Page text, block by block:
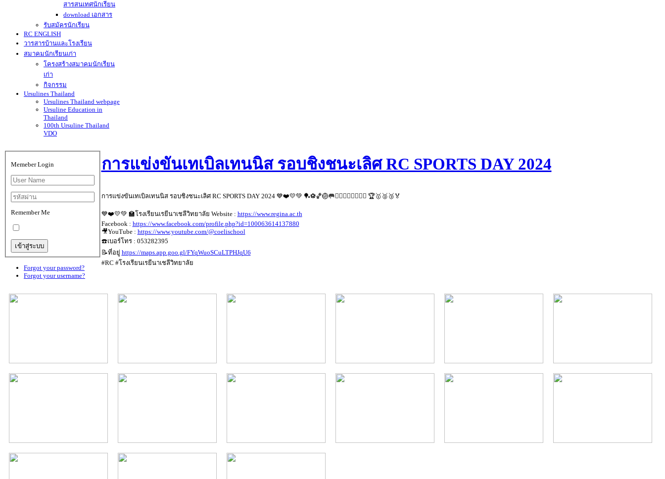
สารสนเทศนักเรียน
download เอกสาร
รับสมัครนักเรียน
RC ENGLISH
วารสารบ้านและโรงเรียน
สมาคมนักเรียนเก่า
โครงสร้างสมาคมนักเรียน
เก่า
กิจกรรม
Ursulines Thailand
Ursulines Thailand webpage
Ursuline Education in
Thailand
100th Ursuline Thailand
VDO
Memeber Login
Remember Me
Forgot your password?
Forgot your username?
การแข่งขันเทเบิลเทนนิส รอบชิงชนะเลิศ RC SPORTS DAY 2024
การแข่งขันเทเบิลเทนนิส รอบชิงชนะเลิศ RC SPORTS DAY 2024 💙❤️💛💚 🏓⚽️🏀🏐🥅🏋️‍♂️⛹️‍♀️🤾‍♂️🏊‍♀️ 🏆🥇🥈🥉🏅
💙❤️💛💚 🏫โรงเรียนเรยีนาเชลีวิทยาลัย Website : https://www.regina.ac.th
Facebook : https://www.facebook.com/profile.php?id=100063614137880
🎥YouTube : https://www.youtube.com/@coelischool
☎️เบอร์โทร : 053282395
📝ที่อยู่ https://maps.app.goo.gl/FYqWuoSCuLTPHJqU6
#RC #โรงเรียนเรยีนาเชลีวิทยาลัย